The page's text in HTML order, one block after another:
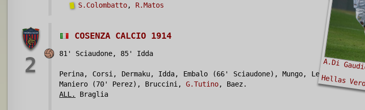
A.Di
Hellas
S.Colombatto, R.Matos
2
COSENZA CALCIO 1914
81' Sciaudone, 85' Idda
Perina, Corsi, Dermaku, Idda, Embalo (66' Sciaudone), Mungo, Legittimo
Maniero (70' Perez), Bruccini, G.Tutino, Baez.
ALL.
Braglia